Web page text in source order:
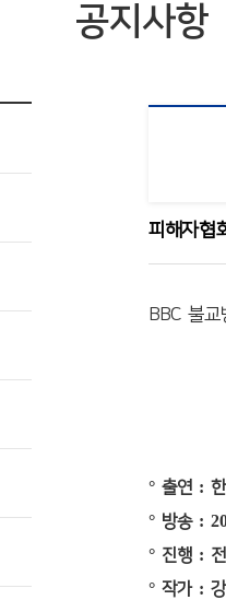
공지사항
피해자협
BBC 불교
°출연 :
° 방송 :
° 진행 :
°작가 :